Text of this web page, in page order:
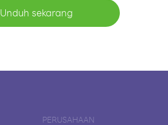
Unduh sekarang
PERUSAHAAN